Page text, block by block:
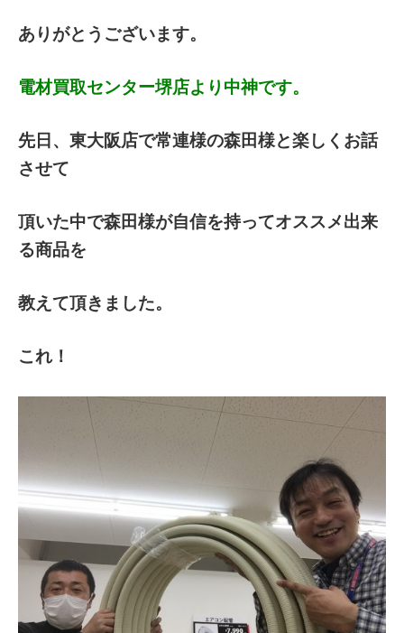
ありがとうございます。
電材買取センター堺店より中神です。
先日、東大阪店で常連様の森田様と楽しくお話
させて
頂いた中で森田様が自信を持ってオススメ出来
る商品を
教えて頂きました。
これ！